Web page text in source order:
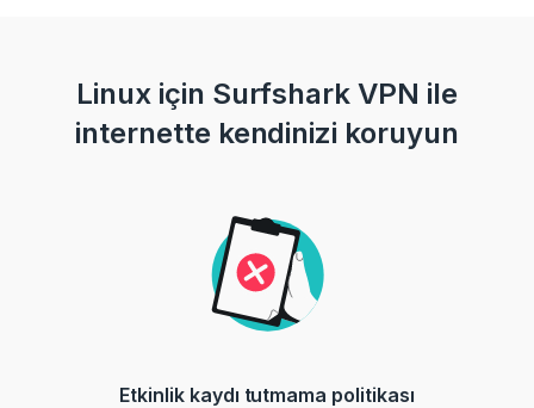
Linux için Surfshark VPN ile
internette kendinizi koruyun
Etkinlik kaydı tutmama politikası